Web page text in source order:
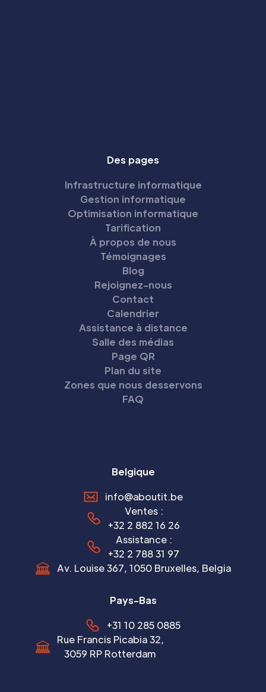
Des pages
Infrastructure informatique
Gestion informatique
Optimisation informatique
Tarification
À propos de nous
Témoignages
Blog
Rejoignez-nous
Contact
Calendrier
Assistance à distance
Salle des médias
Page QR
Plan du site
Zones que nous desservons
FAQ
Belgique
info@aboutit.be
Ventes :
+32 2 882 16 26
Assistance :
+32 2 788 31 97
Av. Louise 367, 1050 Bruxelles, Belgia
Pays-Bas
+31 10 285 0885
Rue Francis Picabia 32,
3059 RP Rotterdam